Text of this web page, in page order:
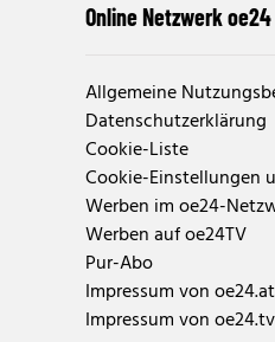
Online Netzwerk oe24
Allgemeine
Datenschutzerklärung
Cookie-Liste
Cookie-Einstellungen
Werben im oe24-
Werben auf oe24TV
Pur-Abo
Impressum von oe24.at
Impressum von oe24.tv